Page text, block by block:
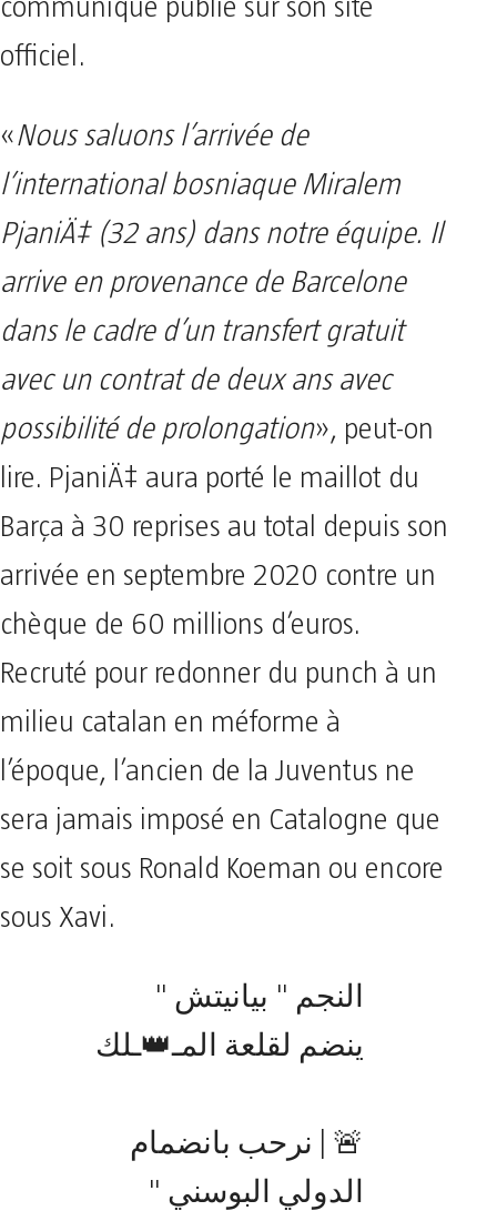
communiqué publié sur son site
officiel.
«Nous saluons l’arrivée de
l’international bosniaque Miralem
PjaniÄ‡ (32 ans) dans notre équipe. Il
arrive en provenance de Barcelone
dans le cadre d’un transfert gratuit
avec un contrat de deux ans avec
possibilité de prolongation», peut-on
lire. PjaniÄ‡ aura porté le maillot du
Barça à 30 reprises au total depuis son
arrivée en septembre 2020 contre un
chèque de 60 millions d’euros.
Recruté pour redonner du punch à un
milieu catalan en méforme à
l’époque, l’ancien de la Juventus ne
sera jamais imposé en Catalogne que
se soit sous Ronald Koeman ou encore
sous Xavi.
النجم " بيانيتش "
ينضم لقلعة المـ👑ـلك
🚨 | نرحب بانضمام
الدولي البوسني "